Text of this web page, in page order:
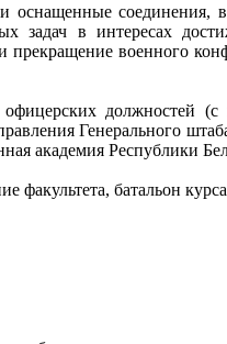
соединения,
задач в интересах
прекращение военного
должностей (с
Генерального
академия Республики
факультета, батальон